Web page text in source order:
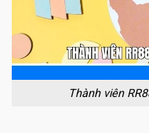
Thành viên